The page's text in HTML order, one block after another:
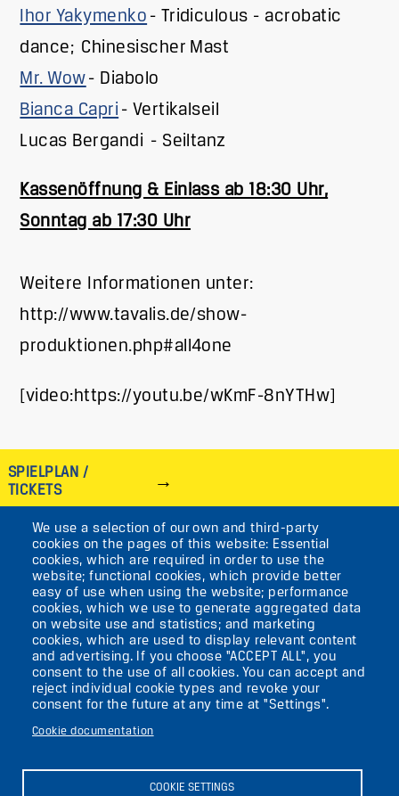
We use a selection of our own and third-party
cookies on the pages of this website: Essential
cookies, which are required in order to use the
website; functional cookies, which provide better
easy of use when using the website; performance
cookies, which we use to generate aggregated data
on website use and statistics; and marketing
cookies, which are used to display relevant content
and advertising. If you choose "ACCEPT ALL", you
consent to the use of all cookies. You can accept and
reject individual cookie types and revoke your
consent for the future at any time at "Settings".
Cookie documentation
COOKIE SETTINGS
Ihor Yakymenko - Tridiculous - acrobatic
dance; Chinesischer Mast
Mr. Wow- Diabolo
Bianca Capri - Vertikalseil
Lucas Bergandi - Seiltanz
Kassenöffnung & Einlass ab 18:30 Uhr,
Sonntag ab 17:30 Uhr
Weitere Informationen unter:
http://www.tavalis.de/show-
produktionen.php#all4one
[video:https://youtu.be/wKmF-8nYTHw]
SPIELPLAN /
TICKETS
IMAGE
VIKTORIASTR. 10-18
12105 BERLIN
TEMPELHOF
AKTUELLES
DIE UFAFABRIK